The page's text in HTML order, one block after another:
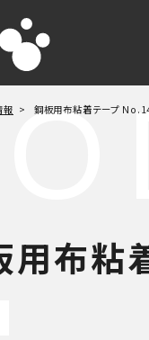
報 鋼板用布粘着テープ
用布粘